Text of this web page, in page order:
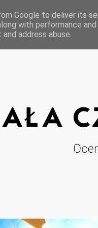
Google to deliver its
with performance
address abuse.